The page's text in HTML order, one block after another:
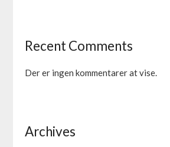
Recent Comments
Der er ingen kommentarer at vise.
Archives